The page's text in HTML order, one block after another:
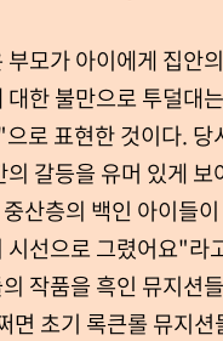
부모가 아이에게 집안
대한 불만으로 투덜대
로 표현한 것이다. 당
의 갈등을 유머 있게 보
산층의 백인 아이들
시선으로 그렸어요"라
작품을 흑인 뮤지션
면 초기 록큰롤 뮤지